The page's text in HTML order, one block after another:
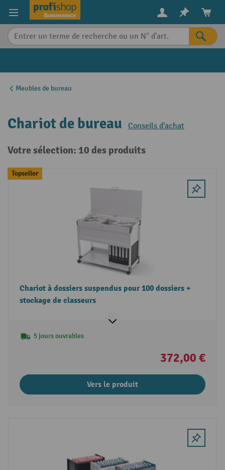
content
Meubles de bureau
Chariot de bureau Conseils d'achat
Votre sélection: 10 des produits
Topseller
Chariot à dossiers suspendus pour 100 dossiers +
stockage de classeurs
5 jours ouvrables
372,00 €
Vers le produit